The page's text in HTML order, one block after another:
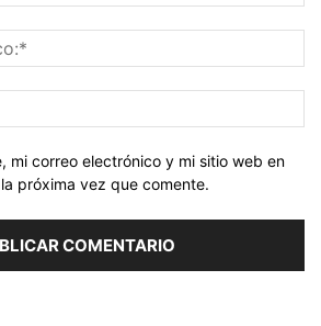
mi correo electrónico y mi sitio web en
próxima vez que comente.